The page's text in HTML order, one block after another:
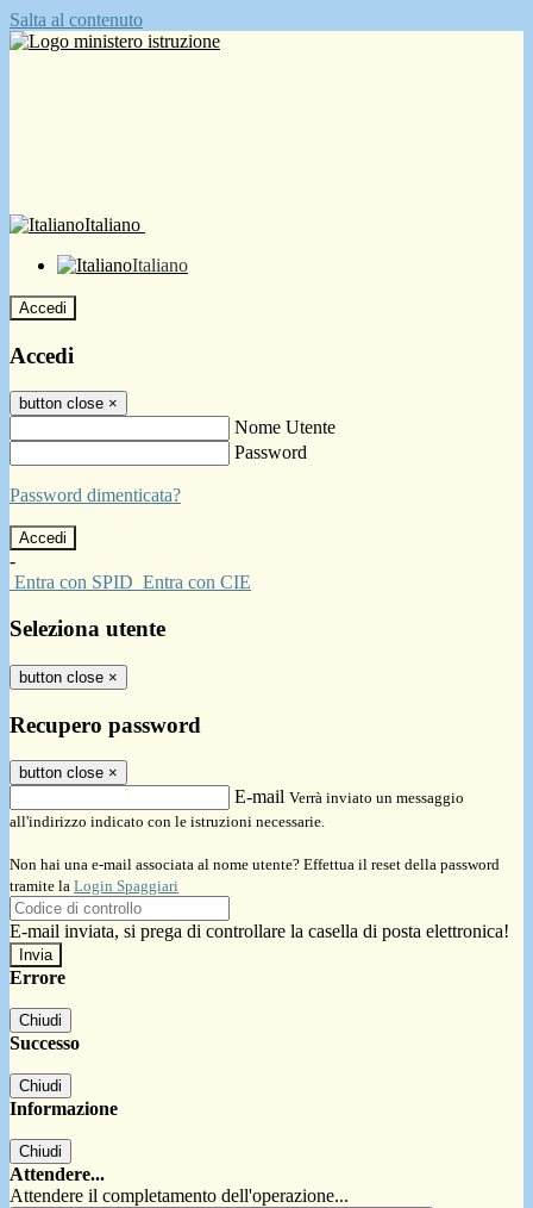
Salta al contenuto
Italiano
Italiano
Accedi
Accedi
button close ×
Nome Utente
Password
Password dimenticata?
-
Entra con SPID Entra con CIE
Seleziona utente
button close ×
Recupero password
button close ×
E-mail Verrà inviato un messaggio
all'indirizzo indicato con le istruzioni necessarie.
Non hai una e-mail associata al nome utente? Effettua il reset della password
tramite la Login Spaggiari
E-mail inviata, si prega di controllare la casella di posta elettronica!
Errore
Chiudi
Successo
Chiudi
Informazione
Chiudi
Attendere...
Attendere il completamento dell'operazione...